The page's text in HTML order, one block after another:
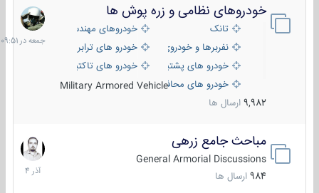
خودروهای نظامی و زره پوش ها
تانک
خودروهای مهندسی
نفربرها و خودروی های رزمی پیاده نظام
خودرو های ترابری نظامی
خودرو های پشتیبانی آتش ، شناسایی و ضد تانک
خودرو های تاکتیکی نظامی
خودرو های محافظت شدهMilitary Armored Vehicle
9,982 ارسال ها
جمعه
در
09:51
مباحث جامع زرهی
General Armorial Discussions
984 ارسال ها
7
آذر
1404